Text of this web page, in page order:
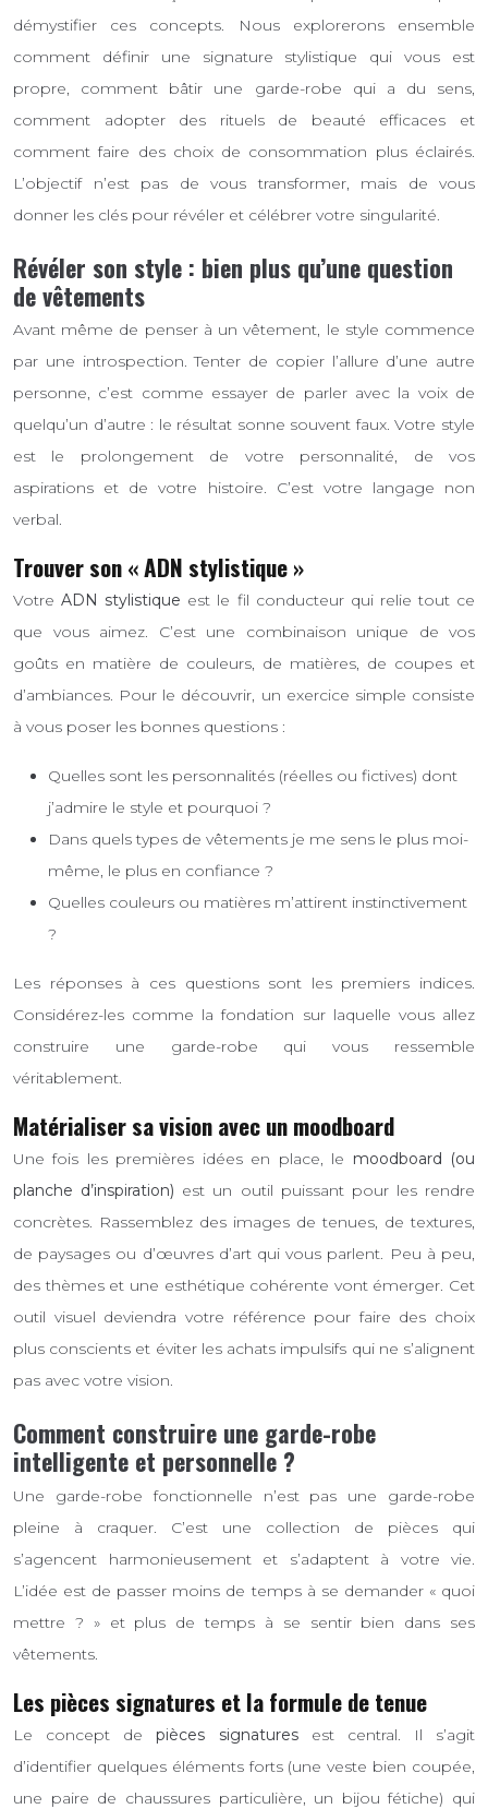
démystifier ces concepts. Nous explorerons ensemble
comment définir une signature stylistique qui vous est
propre, comment bâtir une garde-robe qui a du sens,
comment adopter des rituels de beauté efficaces et
comment faire des choix de consommation plus éclairés.
L’objectif n’est pas de vous transformer, mais de vous
donner les clés pour révéler et célébrer votre singularité.
Révéler son style : bien plus qu’une question
de vêtements
Avant même de penser à un vêtement, le style commence
par une introspection. Tenter de copier l’allure d’une autre
personne, c’est comme essayer de parler avec la voix de
quelqu’un d’autre : le résultat sonne souvent faux. Votre style
est le prolongement de votre personnalité, de vos
aspirations et de votre histoire. C’est votre langage non
verbal.
Trouver son « ADN stylistique »
VotreADN stylistique est le fil conducteur qui relie tout ce
que vous aimez. C’est une combinaison unique de vos
goûts en matière de couleurs, de matières, de coupes et
d’ambiances. Pour le découvrir, un exercice simple consiste
à vous poser les bonnes questions :
Quelles sont les personnalités (réelles ou fictives) dont
j’admire le style et pourquoi ?
Dans quels types de vêtements je me sens le plus moi-
même, le plus en confiance ?
Quelles couleurs ou matières m’attirent instinctivement
?
Les réponses à ces questions sont les premiers indices.
Considérez-les comme la fondation sur laquelle vous allez
construire une garde-robe qui vous ressemble
véritablement.
Matérialiser sa vision avec un moodboard
Une fois les premières idées en place, le moodboard (ou
planche d’inspiration) est un outil puissant pour les rendre
concrètes. Rassemblez des images de tenues, de textures,
de paysages ou d’œuvres d’art qui vous parlent. Peu à peu,
des thèmes et une esthétique cohérente vont émerger. Cet
outil visuel deviendra votre référence pour faire des choix
plus conscients et éviter les achats impulsifs qui ne s’alignent
pas avec votre vision.
Comment construire une garde-robe
intelligente et personnelle ?
Une garde-robe fonctionnelle n’est pas une garde-robe
pleine à craquer. C’est une collection de pièces qui
s’agencent harmonieusement et s’adaptent à votre vie.
L’idée est de passer moins de temps à se demander « quoi
mettre ? » et plus de temps à se sentir bien dans ses
vêtements.
Les pièces signatures et la formule de tenue
Le concept depièces signaturesest central. Il s’agit
d’identifier quelques éléments forts (une veste bien coupée,
une paire de chaussures particulière, un bijou fétiche) qui